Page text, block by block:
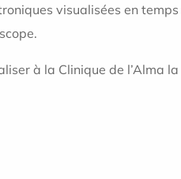
visualisées en temps
à la Clinique de l’Alma la